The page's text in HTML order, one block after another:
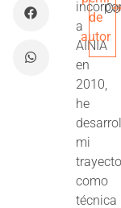
a
AINIA
en
2010,
he
mi
como
técnica
de
autor